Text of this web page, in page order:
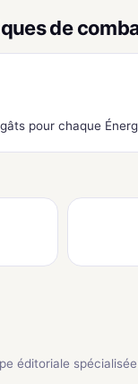
de
pour chaque
éditoriale